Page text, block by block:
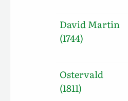
David Martin
(1744)
Ostervald
(1811)